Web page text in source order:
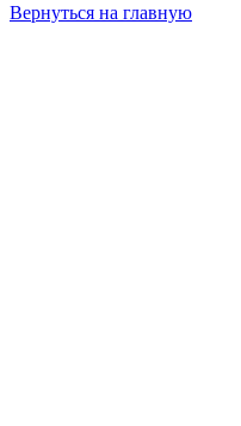
Вернуться на главную